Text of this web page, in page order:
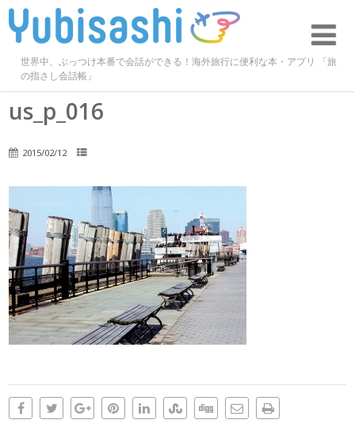
世界中、ぶっつけ本番で会話ができる！海外旅行に便利な本・アプリ 「旅
の指さし会話帳」
us_p_016
2015/02/12